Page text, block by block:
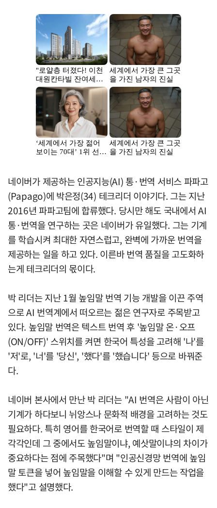
네이버가 제공하는 인공지능(AI) 통·번역 서비스 파파고
(Papago)에 박은정(34) 테크리더 이야기다. 그는 지난
2016년 파파고팀에 합류했다. 당시만 해도 국내에서 AI
통·번역을 연구하는 곳은 네이버가 유일했다. 그는 기계
를 학습시켜 최대한 자연스럽고, 완벽에 가까운 번역을
제공하는 일을 하고 있다. 이른바 번역 품질을 고도화하
는게 테크리더의 몫이다.
박 리더는 지난 1월 높임말 번역 기능 개발을 이끈 주역
으로 AI 번역계에서 떠오르는 젊은 연구자로 주목받고
있다. 높임말 번역은 텍스트 번역 후 '높임말 온·오프
(ON/OFF)' 스위치를 켜면 한국어 특성을 고려해 '나'를
'저'로, '너'를 '당신', '했다'를 '했습니다' 등으로 바꿔준
다.
네이버 본사에서 만난 박 리더는 "AI 번역은 사람이 아닌
기계가 하다보니 뉘앙스나 문화적 배경을 고려하는 것도
필요하다. 특히 영어를 한국어로 번역할 때 스타일이 제
각각인데 그 중에서도 높임말이냐, 예삿말이냐의 차이가
중요하다는 점에 주목했다"며 "인공신경망 번역에 높임
말 토큰을 넣어 높임말을 이해할 수 있게 만드는 작업을
했다"고 설명했다.